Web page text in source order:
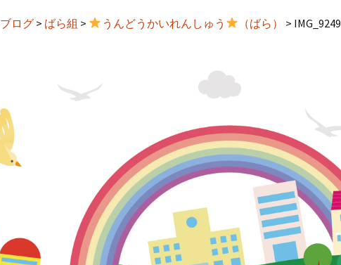
ブログ > ばら組 > うんどうかいれんしゅう （ばら） > IMG_9249